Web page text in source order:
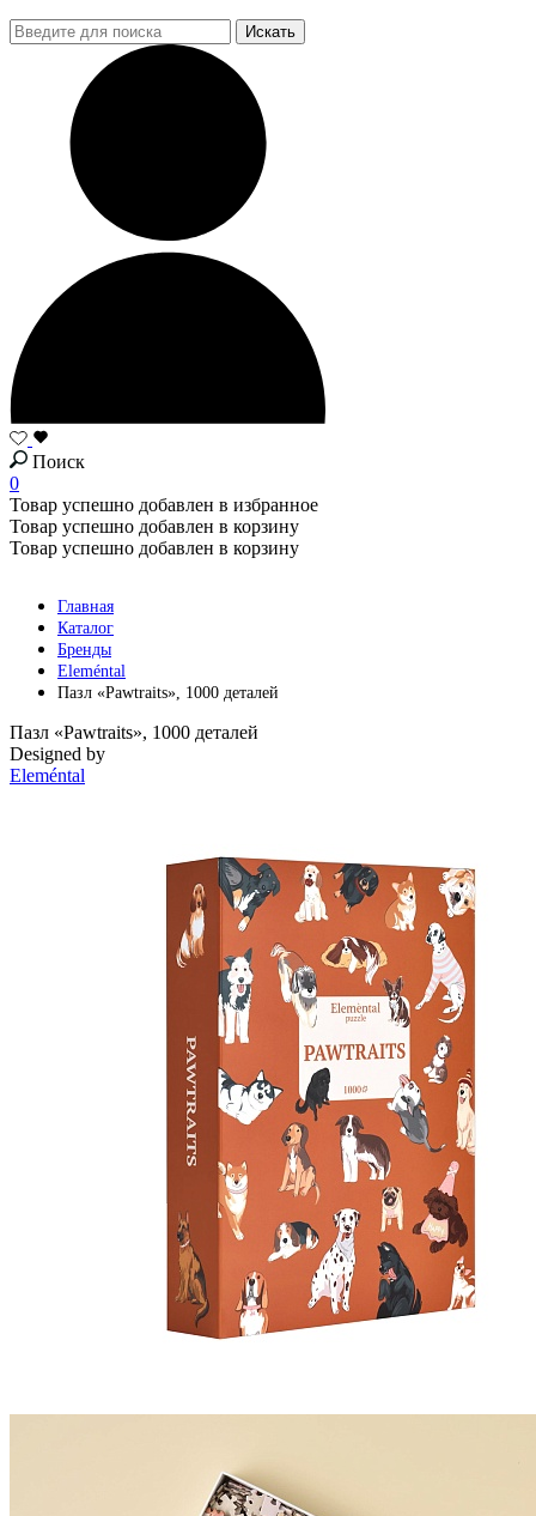
Поиск
0
Товар успешно добавлен в избранное
Товар успешно добавлен в корзину
Товар успешно добавлен в корзину
Главная
Каталог
Бренды
Eleméntal
Пазл «Pawtraits», 1000 деталей
Пазл «Pawtraits», 1000 деталей
Designed by
Eleméntal